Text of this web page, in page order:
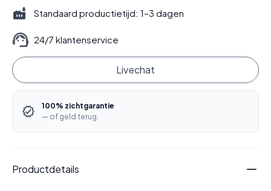
Standaard productietijd: 1–3 dagen
24/7 klantenservice
Livechat
100% zichtgarantie
— of geld terug.
Productdetails